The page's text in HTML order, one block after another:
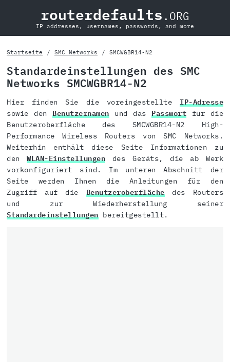
routerdefaults .ORG
IP addresses, usernames, passwords, and more
Startseite SMC Networks SMCWGBR14-N2
Standardeinstellungen des SMC
Networks SMCWGBR14-N2
Hier finden Sie die voreingestellte IP-Adresse
sowie den Benutzernamenund das Passwort für die
Benutzeroberfläche des SMCWGBR14-N2 High-
Performance Wireless Routers von SMC Networks.
Weiterhin enthält diese Seite Informationen zu
denWLAN-Einstellungen des Geräts, die ab Werk
vorkonfiguriert sind. Im unteren Abschnitt der
Seite werden Ihnen die Anleitungen für den
Zugriff auf die Benutzeroberflächedes Routers
und zur Wiederherstellung seiner
Standardeinstellungenbereitgestellt.